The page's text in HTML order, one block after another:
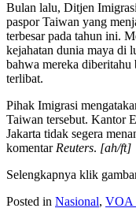
Bulan lalu, Ditjen
paspor Taiwan yang
terbesar pada tahun ini.
kejahatan dunia maya di
bahwa mereka
terlibat.
Pihak Imigrasi
Taiwan tersebut. Kantor
Jakarta tidak segera
komentar Reuters. [ah/ft]
Selengkapnya klik
Posted in Nasional, VOA